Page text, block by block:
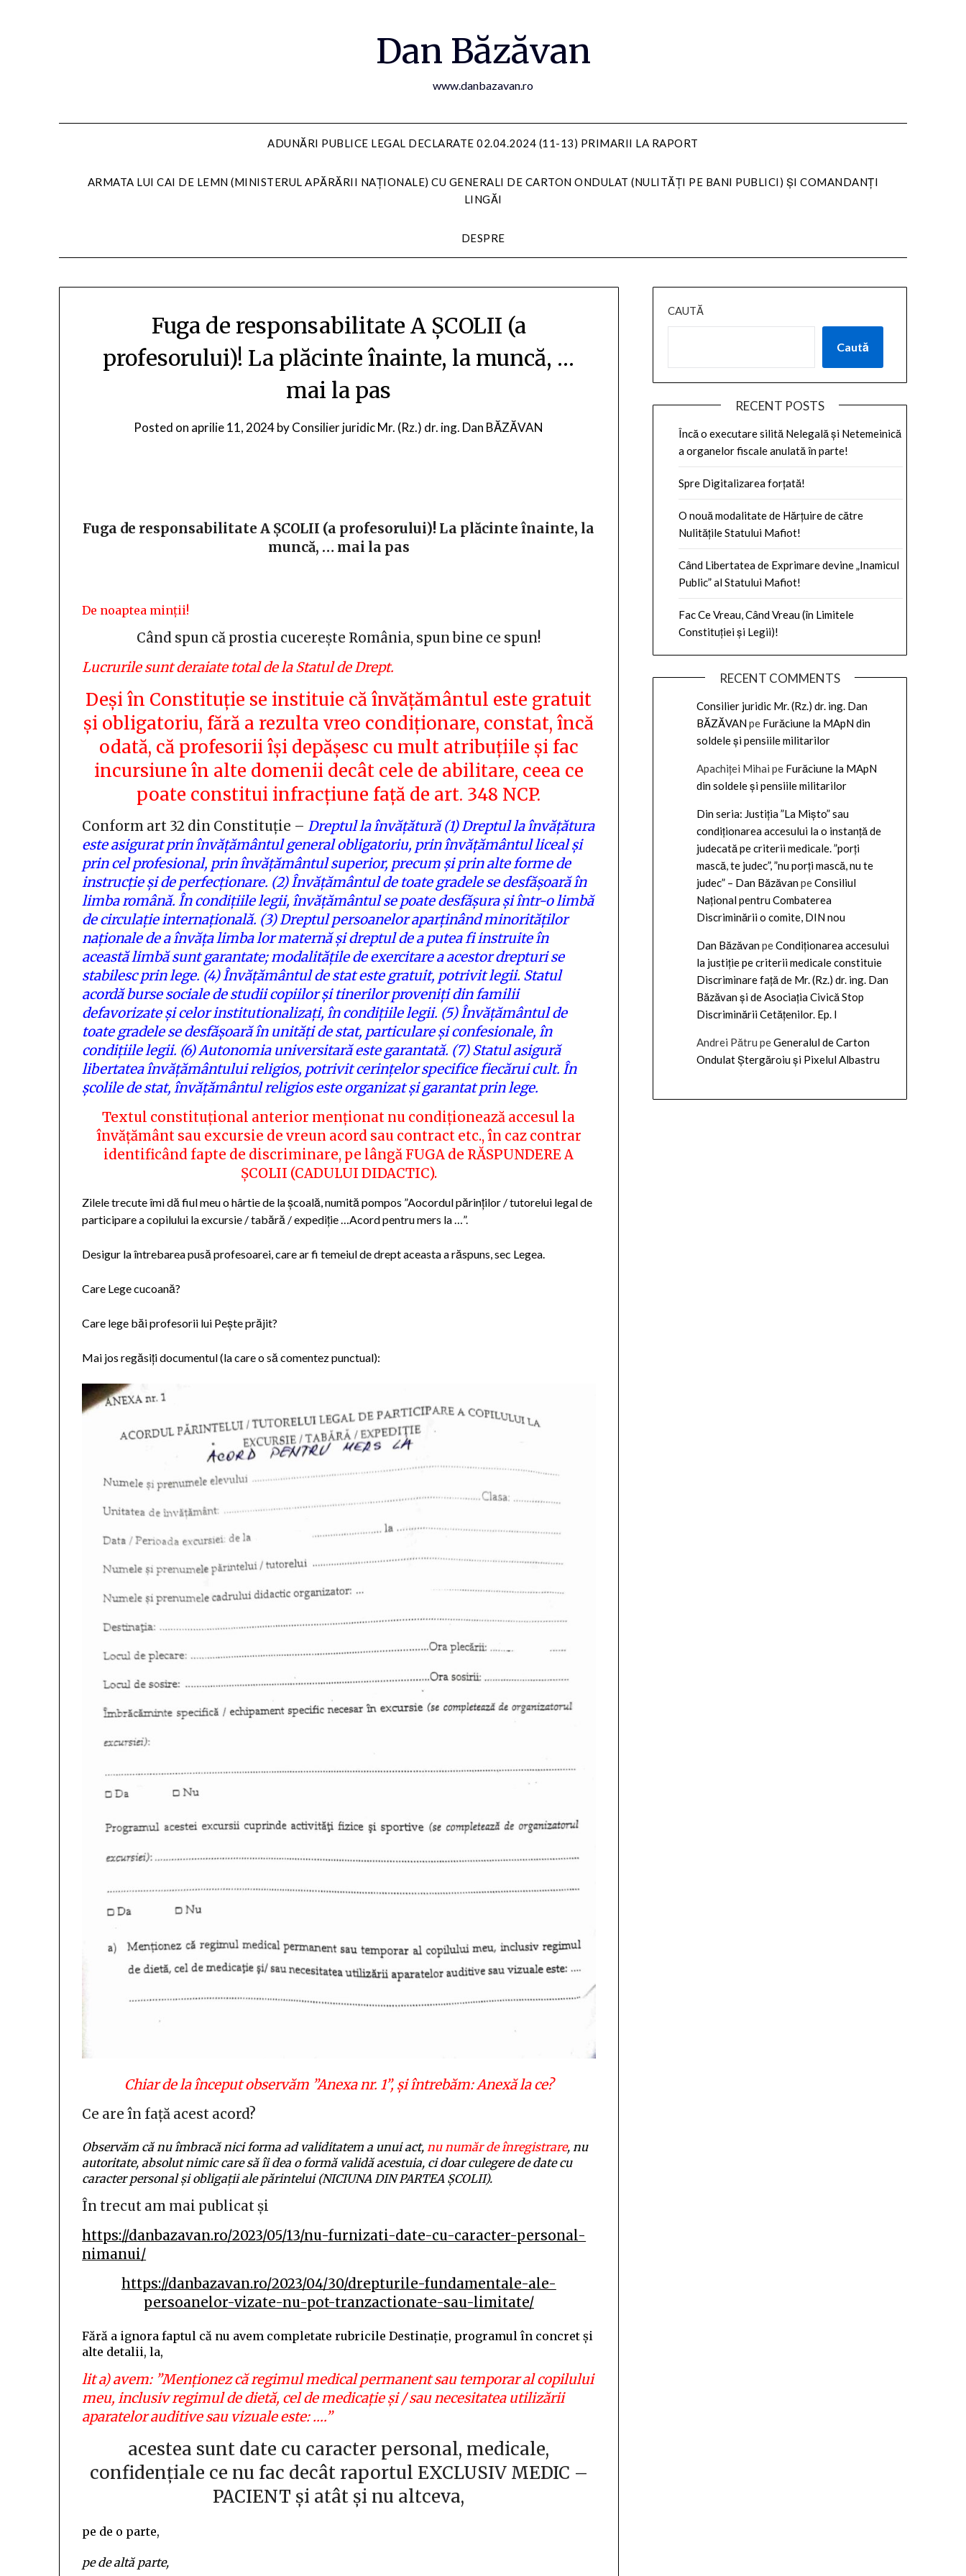
Dan Băzăvan
www.danbazavan.ro
ADUNĂRI PUBLICE LEGAL DECLARATE 02.04.2024 (11-13) PRIMARII LA RAPORT
ARMATA LUI CAI DE LEMN (MINISTERUL APĂRĂRII NAȚIONALE) CU GENERALI DE CARTON ONDULAT (NULITĂȚI PE BANI PUBLICI) ȘI COMANDANȚI
LINGĂI
DESPRE
Fuga de responsabilitate A ȘCOLII (a
profesorului)! La plăcinte înainte, la muncă, …
mai la pas
Posted on aprilie 11, 2024byConsilier juridic Mr. (Rz.) dr. ing. Dan BĂZĂVAN
Fuga de responsabilitate A ȘCOLII (a profesorului)! La plăcinte înainte, la
muncă, … mai la pas
De noaptea minții!
Când spun că prostia cucerește România, spun bine ce spun!
Lucrurile sunt deraiate total de la Statul de Drept.
Deși în Constituție se instituie că învățământul este gratuit
și obligatoriu, fără a rezulta vreo condiționare, constat, încă
odată, că profesorii își depășesc cu mult atribuțiile și fac
incursiune în alte domenii decât cele de abilitare, ceea ce
poate constitui infracțiune față de art. 348 NCP.
Conform art 32 din Constituție –Dreptul la învățătură(1)Dreptul la învățătura
este asigurat prin învățământul general obligatoriu, prin învățământul liceal și
prin cel profesional, prin învățământul superior, precum și prin alte forme de
instrucție și de perfecționare. (2)Învățământul de toate gradele se desfășoară în
limba română. În condițiile legii, învățământul se poate desfășura și într-o limbă
de circulație internațională. (3)Dreptul persoanelor aparținând minorităților
naționale de a învăța limba lor maternă și dreptul de a putea fi instruite în
această limbă sunt garantate; modalitățile de exercitare a acestor drepturi se
stabilesc prin lege. (4)Învățământul de stat este gratuit, potrivit legii. Statul
acordă burse sociale de studii copiilor și tinerilor proveniți din familii
defavorizate și celor institutionalizați, în condițiile legii. (5)Învățământul de
toate gradele se desfășoară în unități de stat, particulare și confesionale, în
condițiile legii. (6)Autonomia universitară este garantată. (7) Statul asigură
libertatea învățământului religios, potrivit cerințelor specifice fiecărui cult. În
școlile de stat, învățământul religios este organizat și garantat prin lege.
Textul constituțional anterior menționat nu condiționează accesul la
învățământ sau excursie de vreun acord sau contract etc., în caz contrar
identificând fapte de discriminare, pe lângă FUGA de RĂSPUNDERE A
ȘCOLII (CADULUI DIDACTIC).
Zilele trecute îmi dă fiul meu o hârtie de la școală, numită pompos ”Aocordul părinților / tutorelui legal de
participare a copilului la excursie / tabără / expediție …Acord pentru mers la …”.
Desigur la întrebarea pusă profesoarei, care ar fi temeiul de drept aceasta a răspuns, sec Legea.
Care Lege cucoană?
Care lege băi profesorii lui Pește prăjit?
Mai jos regăsiți documentul (la care o să comentez punctual):
Chiar de la început observăm ”Anexa nr. 1”, și întrebăm: Anexă la ce?
Ce are în față acest acord?
Observăm că nu îmbracă nici forma ad validitatem a unui act,nu număr de înregistrare, nu
autoritate, absolut nimic care să îi dea o formă validă acestuia, ci doar culegere de date cu
caracter personal și obligații ale părintelui (NICIUNA DIN PARTEA ȘCOLII).
În trecut am mai publicat și
https://danbazavan.ro/2023/05/13/nu-furnizati-date-cu-caracter-personal-
nimanui/
https://danbazavan.ro/2023/04/30/drepturile-fundamentale-ale-
persoanelor-vizate-nu-pot-tranzactionate-sau-limitate/
Fără a ignora faptul că nu avem completate rubricile Destinație, programul în concret și
alte detalii, la,
lit a) avem: ”Menționez că regimul medical permanent sau temporar al copilului
meu, inclusiv regimul de dietă, cel de medicație și / sau necesitatea utilizării
aparatelor auditive sau vizuale este: ….”
acestea sunt date cu caracter personal, medicale,
confidențiale ce nu fac decât raportul EXCLUSIV MEDIC –
PACIENT și atât și nu altceva,
pe de o parte,
pe de altă parte,
CAUTĂ
Caută
RECENT POSTS
Încă o executare silită Nelegală și Netemeinică
a organelor fiscale anulată în parte!
Spre Digitalizarea forțată!
O nouă modalitate de Hărțuire de către
Nulitățile Statului Mafiot!
Când Libertatea de Exprimare devine „Inamicul
Public” al Statului Mafiot!
Fac Ce Vreau, Când Vreau (în Limitele
Constituției și Legii)!
RECENT COMMENTS
Consilier juridic Mr. (Rz.) dr. ing. Dan
BĂZĂVANpe Furăciune la MApN din
soldele și pensiile militarilor
Apachiței Mihai pe Furăciune la MApN
din soldele și pensiile militarilor
Din seria: Justiția ”La Mișto” sau
condiționarea accesului la o instanță de
judecată pe criterii medicale. ”porți
mască, te judec”, ”nu porți mască, nu te
judec” – Dan BăzăvanpeConsiliul
Național pentru Combaterea
Discriminării o comite, DIN nou
Dan BăzăvanpeCondiționarea accesului
la justiție pe criterii medicale constituie
Discriminare față de Mr. (Rz.) dr. ing. Dan
Băzăvan și de Asociația Civică Stop
Discriminării Cetățenilor. Ep. I
Andrei Pătru peGeneralul de Carton
Ondulat Ștergăroiu și Pixelul Albastru